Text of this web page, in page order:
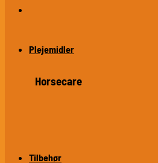
Plejemidler
Horsecare
Tilbehør